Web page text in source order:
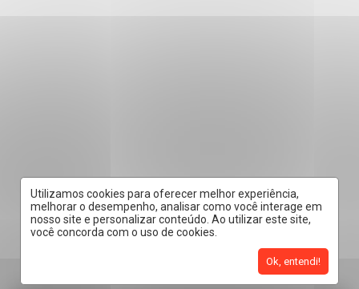
Utilizamos cookies para oferecer melhor experiência,
melhorar o desempenho, analisar como você interage em
nosso site e personalizar conteúdo. Ao utilizar este site,
você concorda com o uso de cookies.
Ok, entendi!